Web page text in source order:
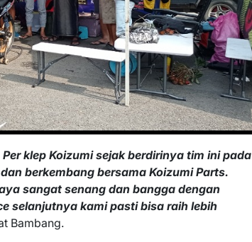
klep Koizumi sejak berdirinya tim ini pada
berkembang bersama Koizumi Parts.
sangat senang dan bangga dengan
selanjutnya kami pasti bisa raih lebih
Bambang.